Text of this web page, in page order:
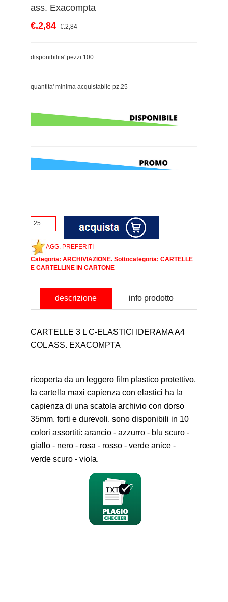
ass. Exacompta
€.2,84 €.2,84
disponibilita' pezzi 100
quantita' minima acquistabile pz.25
AGG. PREFERITI
Categoria: ARCHIVIAZIONE. Sottocategoria: CARTELLE
E CARTELLINE IN CARTONE
descrizione info prodotto
CARTELLE 3 L C-ELASTICI IDERAMA A4
COL ASS. EXACOMPTA
ricoperta da un leggero film plastico protettivo.
la cartella maxi capienza con elastici ha la
capienza di una scatola archivio con dorso
35mm. forti e durevoli. sono disponibili in 10
colori assortiti: arancio - azzurro - blu scuro -
giallo - nero - rosa - rosso - verde anice -
verde scuro - viola.